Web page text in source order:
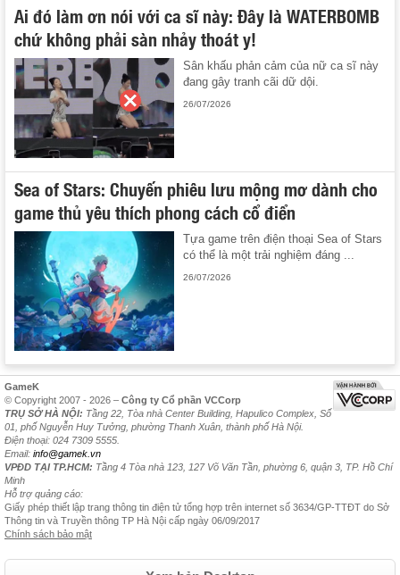
Ai đó làm ơn nói với ca sĩ này: Đây là WATERBOMB
chứ không phải sàn nhảy thoát y!
Sân khấu phản cảm của nữ ca sĩ này
đang gây tranh cãi dữ dội.
26/07/2026
Sea of Stars: Chuyến phiêu lưu mộng mơ dành cho
game thủ yêu thích phong cách cổ điển
Tựa game trên điện thoại Sea of Stars
có thể là một trải nghiệm đáng ...
26/07/2026
GameK
© Copyright 2007 - 2026 – Công ty Cổ phần VCCorp
TRỤ SỞ HÀ NỘI: Tầng 22, Tòa nhà Center Building, Hapulico Complex, Số
01, phố Nguyễn Huy Tưởng, phường Thanh Xuân, thành phố Hà Nội.
Điện thoại: 024 7309 5555.
Email: info@gamek.vn
VPĐD TẠI TP.HCM: Tầng 4 Tòa nhà 123, 127 Võ Văn Tần, phường 6, quận 3, TP. Hồ Chí
Minh
Hỗ trợ quảng cáo:
Giấy phép thiết lập trang thông tin điện tử tổng hợp trên internet số 3634/GP-TTĐT do Sở
Thông tin và Truyền thông TP Hà Nội cấp ngày 06/09/2017
Chính sách bảo mật